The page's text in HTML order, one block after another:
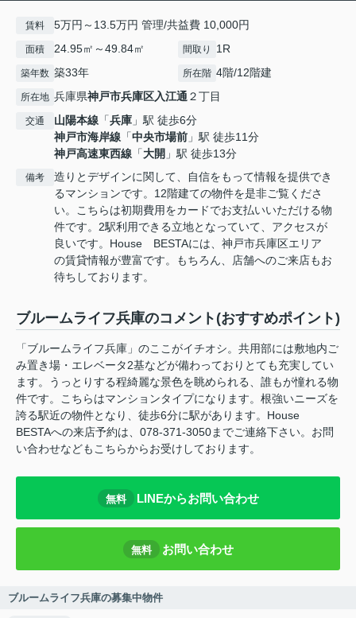
賃料 5万円～13.5万円 管理/共益費 10,000円
面積 24.95㎡～49.84㎡ 間取り 1R
築年数 築33年 所在階 4階/12階建
所在地 兵庫県神戸市兵庫区入江通 ２丁目
交通 山陽本線 「兵庫 」駅 徒歩6分
神戸市海岸線 「中央市場前 」駅 徒歩11分
神戸高速東西線 「大開 」駅 徒歩13分
備考
造りとデザインに関して、自信をもって情報を提供でき
るマンションです。12階建ての物件を是非ご覧くださ
い。こちらは初期費用をカードでお支払いいただける物
件です。2駅利用できる立地となっていて、アクセスが
良いです。House BESTAには、神戸市兵庫区エリア
の賃貸情報が豊富です。もちろん、店舗へのご来店もお
待ちしております。
ブルームライフ兵庫のコメント(おすすめポイント)
「ブルームライフ兵庫」のここがイチオシ。共用部には敷地内ご
み置き場・エレベータ2基などが備わっておりとても充実してい
ます。うっとりする程綺麗な景色を眺められる、誰もが憧れる物
件です。こちらはマンションタイプになります。根強いニーズを
誇る駅近の物件となり、徒歩6分に駅があります。House
BESTAへの来店予約は、078-371-3050までご連絡下さい。お問
い合わせなどもこちらからお受けしております。
無料 LINEからお問い合わせ
無料 お問い合わせ
ブルームライフ兵庫の募集中物件